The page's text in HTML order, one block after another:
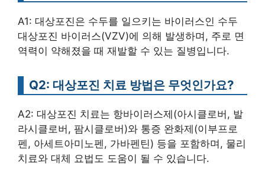
A1: 대상포진은 수두를 일으키는 바이러스인 수두
대상포진 바이러스(VZV)에 의해 발생하며, 주로 면
역력이 약해졌을 때 재발할 수 있는 질병입니다.
Q2: 대상포진 치료 방법은 무엇인가요?
A2: 대상포진 치료는 항바이러스제(아시클로버, 발
라시클로버, 팜시클로버)와 통증 완화제(이부프로
펜, 아세트아미노펜, 가바펜틴) 등을 포함하며, 물리
치료와 대체 요법도 도움이 될 수 있습니다.